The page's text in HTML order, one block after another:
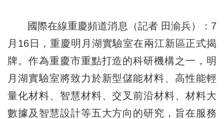
國際在線重慶頻道消息（記者 田渝兵）：7
月16日，重慶明月湖實驗室在兩江新區正式揭
牌。作為重慶市重點打造的科研機構之一，明
月湖實驗室將致力於新型儲能材料、高性能輕
量化材料、智慧材料、交叉前沿材料、材料大
數據及智慧設計等五大方向的研究，旨在服務